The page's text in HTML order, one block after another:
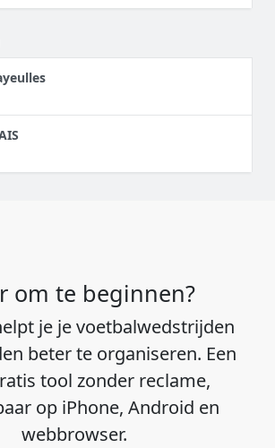
om te beginnen?
je je voetbalwedstrijden
beter te organiseren. Een
tool zonder reclame,
op iPhone, Android en
webbrowser.